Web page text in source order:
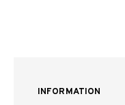
INFORMATION